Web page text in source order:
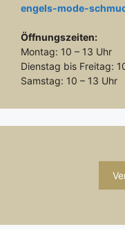
engels-mode-
Öffnungszeiten:
Montag: 10 – 13 Uhr
Dienstag bis Freitag:
Samstag: 10 – 13 Uhr